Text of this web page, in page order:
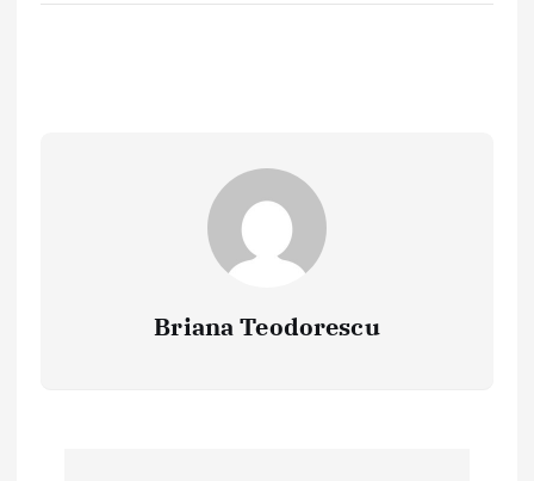
Briana Teodorescu